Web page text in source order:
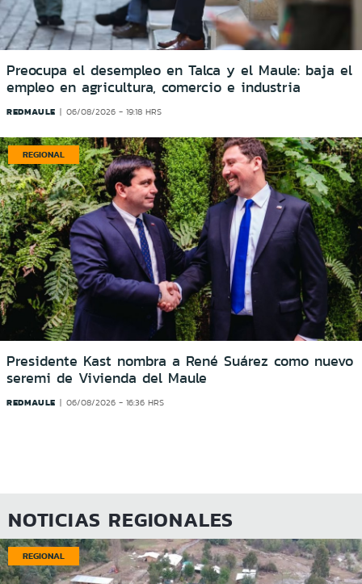
Preocupa el desempleo en Talca y el Maule: baja el
empleo en agricultura, comercio e industria
REDMAULE 06/08/2026 - 19:18 HRS
REGIONAL
Presidente Kast nombra a René Suárez como nuevo
seremi de Vivienda del Maule
REDMAULE 06/08/2026 - 16:36 HRS
NOTICIAS REGIONALES
REGIONAL